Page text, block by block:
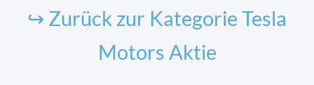
↪ Zurück zur Kategorie Tesla
Motors Aktie